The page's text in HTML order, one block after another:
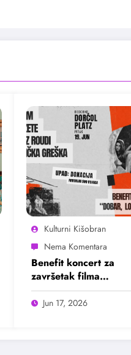
Kulturni Kišobran
Benefit koncert za
završetak filma
„Dobar, loš, ilegalan“
Jun 17, 2026